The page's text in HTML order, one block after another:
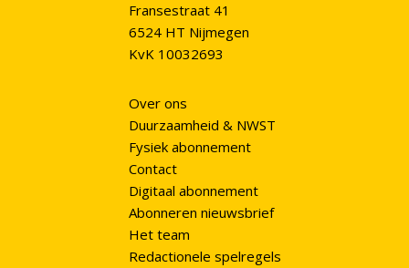
Fransestraat 41
6524 HT Nijmegen
KvK 10032693
Over ons
Duurzaamheid & NWST
Fysiek abonnement
Contact
Digitaal abonnement
Abonneren nieuwsbrief
Het team
Redactionele spelregels